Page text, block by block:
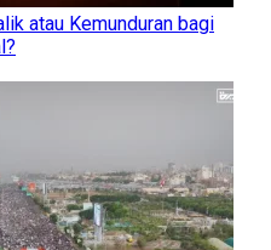
atau Kemunduran bagi